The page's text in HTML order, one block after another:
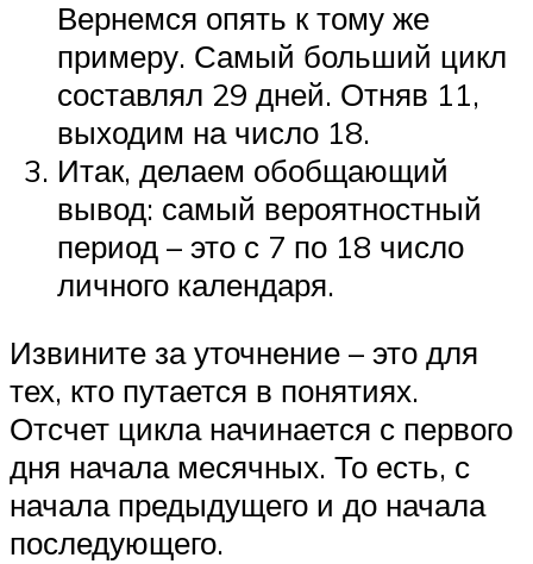
Вернемся опять к тому же
примеру. Самый больший цикл
составлял 29 дней. Отняв 11,
выходим на число 18.
Итак, делаем обобщающий
вывод: самый вероятностный
период – это с 7 по 18 число
личного календаря.
Извините за уточнение – это для
тех, кто путается в понятиях.
Отсчет цикла начинается с первого
дня начала месячных. То есть, с
начала предыдущего и до начала
последующего.